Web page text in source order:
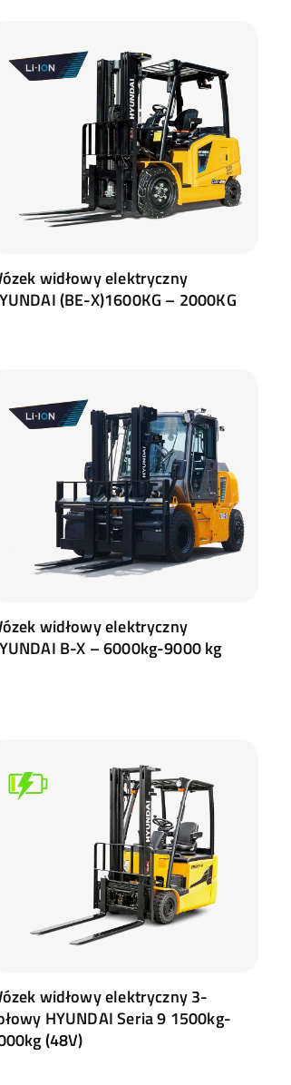
widłowy elektryczny
(BE-X)1600KG – 2000KG
widłowy elektryczny
B-X – 6000kg-9000 kg
widłowy elektryczny 3-
HYUNDAI Seria 9 1500kg-
(48V)